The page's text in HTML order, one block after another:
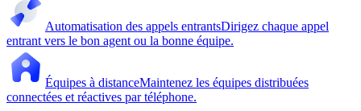
Automatisation des appels entrantsDirigez chaque appel
entrant vers le bon agent ou la bonne équipe.
Équipes à distanceMaintenez les équipes distribuées
connectées et réactives par téléphone.